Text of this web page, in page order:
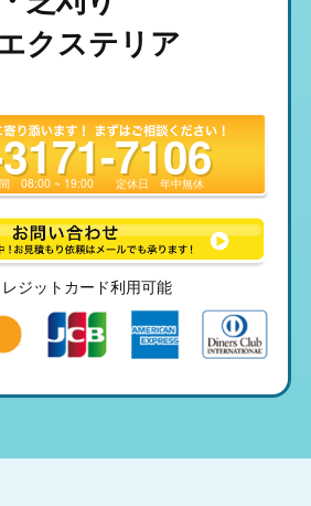
クステリア
7106
間08:00 ~ 19:00 定休日年中無休
ジットカード利用可能